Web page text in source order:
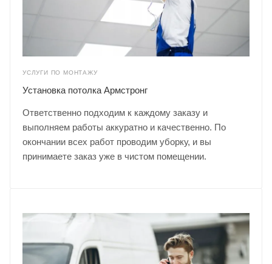
УСЛУГИ ПО МОНТАЖУ
Установка потолка Армстронг
Ответственно подходим к каждому заказу и
выполняем работы аккуратно и качественно. По
окончании всех работ проводим уборку, и вы
принимаете заказ уже в чистом помещении.